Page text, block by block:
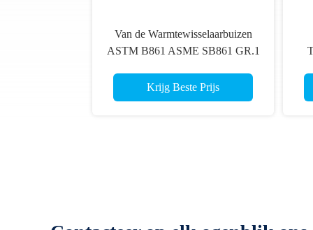
Van de Warmtewisselaarbuizen
ASTM B861 ASME SB861 GR.1
Titanium Finned Buis
Krijg Beste Prijs